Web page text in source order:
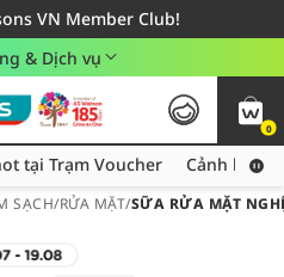
VN Member Club!
đơn hàng từ 249,000Đ
dụng khu vực TP. Hồ Chí Minh
& Dịch vụ
0
Thu thập thêm voucher hot tại Trạm Voucher
tại Trạm Voucher Cảnh báo
SẠCH/RỬA MẶT/SỮA RỬA MẶT